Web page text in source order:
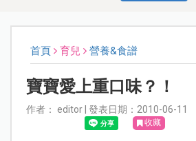
首頁 育兒 營養&食譜
寶寶愛上重口味？！
作者： editor | 發表日期：2010-06-11
收藏